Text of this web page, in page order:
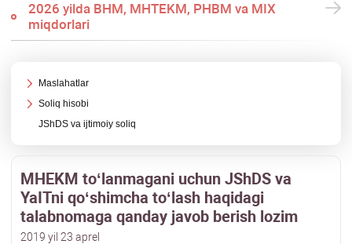
2026 yilda BHM, MHTEKM, PHBM va MIX
miqdorlari
Maslahatlar
Soliq hisobi
JShDS va ijtimoiy soliq
MHEKM toʻlanmagani uchun JShDS va
YaITni qoʻshimcha toʻlash haqidagi
talabnomaga qanday javob berish lozim
2019 yil 23 aprel